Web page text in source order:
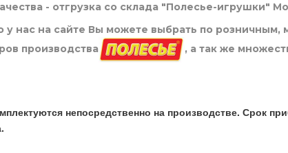
- отгрузка со склада "Полесье-игрушки"
у нас на сайте Вы можете выбрать по розничным,
производства
, а так же
непосредственно на производстве. Срок